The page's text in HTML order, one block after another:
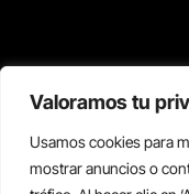
Valoramos tu
Usamos cookies para
mostrar anuncios o
Copyright © 2026